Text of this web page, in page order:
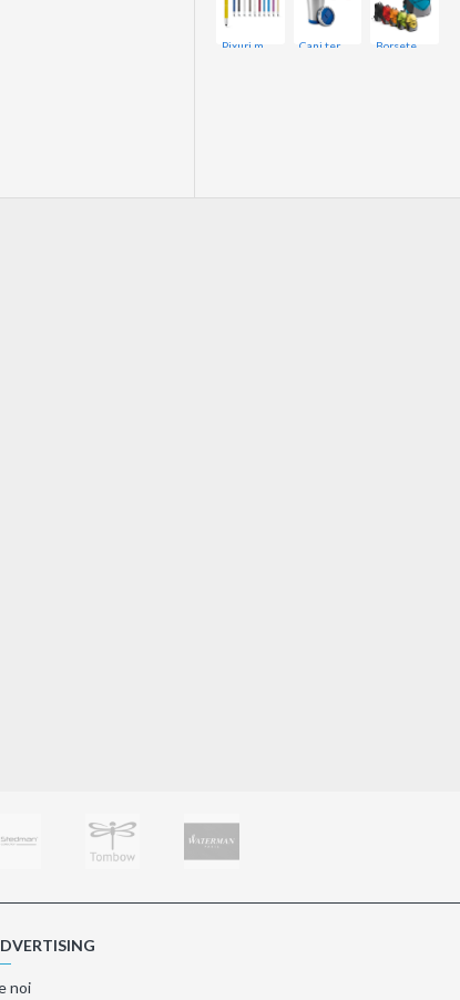
Cani termice
noi